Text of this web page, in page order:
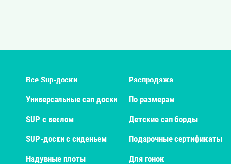
Все Sup-доски Распродажа
Универсальные сап доски
По размерам
SUP с веслом
Детские сап борды
SUP-доски с сиденьем
Подарочные сертификаты
Надувные плоты
Для гонок